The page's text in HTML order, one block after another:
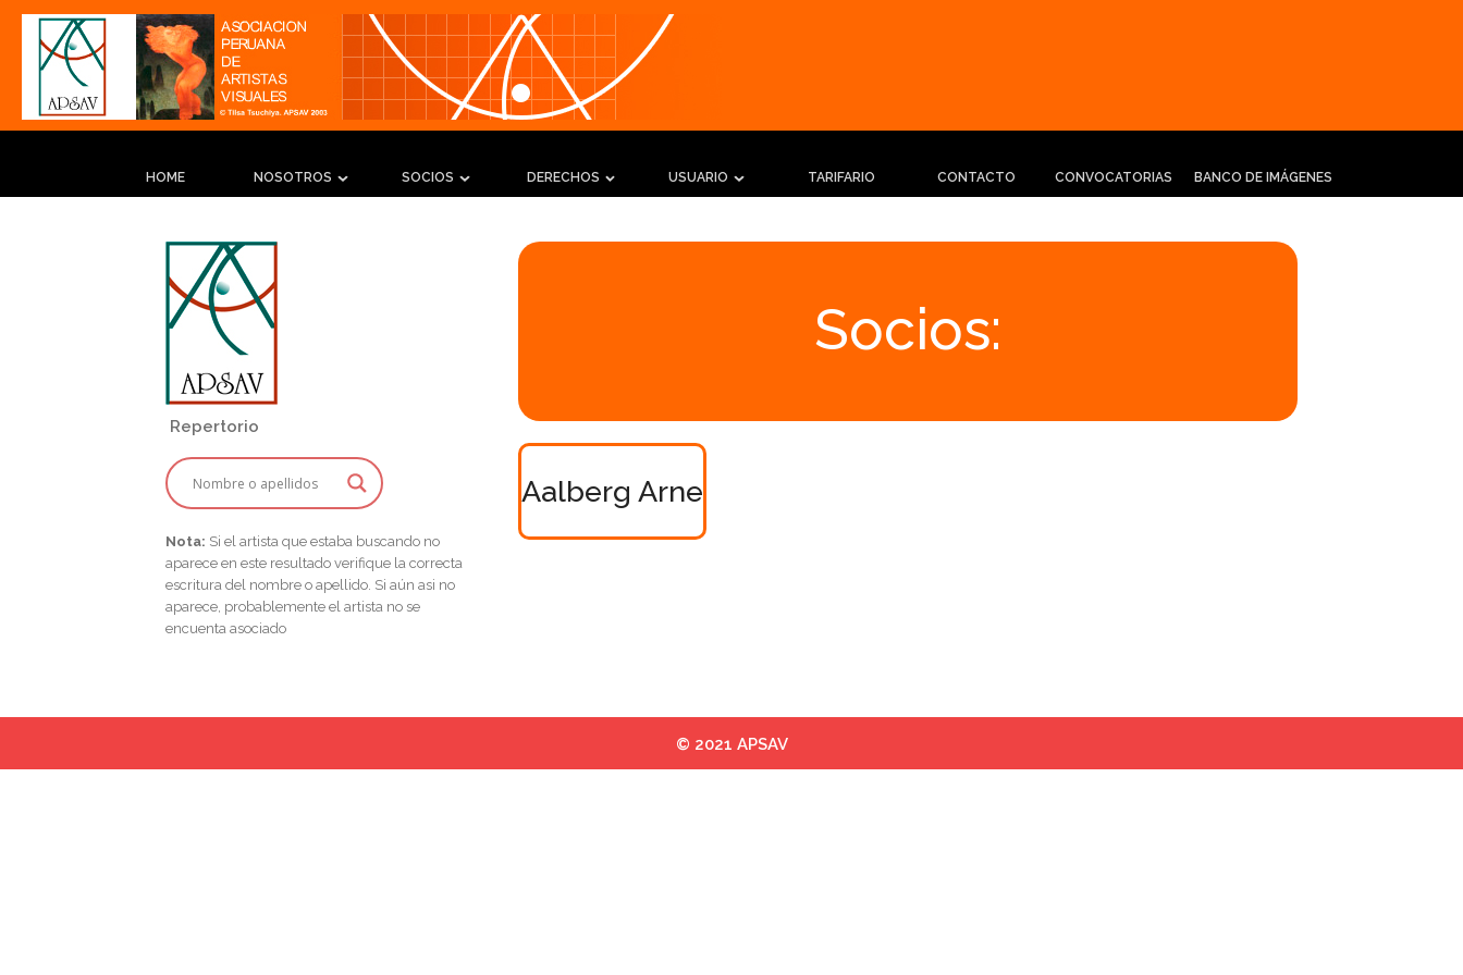
HOME NOSOTROS SOCIOS DERECHOS USUARIO TARIFARIO CONTACTO CONVOCATORIAS BANCO DE IMÁGENES
Repertorio
Nota: Si el artista que estaba buscando no
aparece en este resultado verifique la correcta
escritura del nombre o apellido. Si aún asi no
aparece, probablemente el artista no se
encuenta asociado
Socios:
Aalberg Arne
© 2021 APSAV